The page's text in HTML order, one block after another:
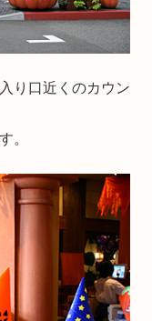
り口近くのカウン
。